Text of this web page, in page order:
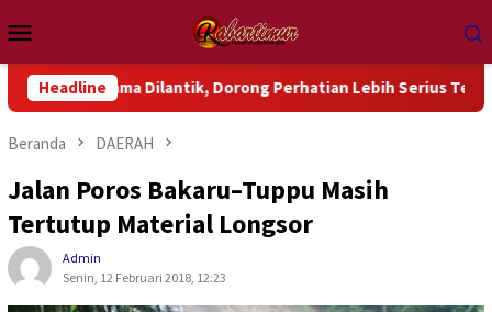
ke
kontenMobile
Headline
Dorong Perhatian Lebih Serius Terhadap Isu Aktual
Beranda DAERAH
Jalan Poros Bakaru–Tuppu Masih
Tertutup Material Longsor
Admin
Senin, 12 Februari 2018, 12:23